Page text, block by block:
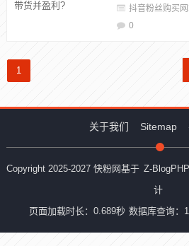
抖音粉丝购买
0
1
关于我们 Sitemap
Copyright 2025-2027 快粉网基于 Z-BlogPHP
计
页面加载时长：0.689秒 数据库查询：